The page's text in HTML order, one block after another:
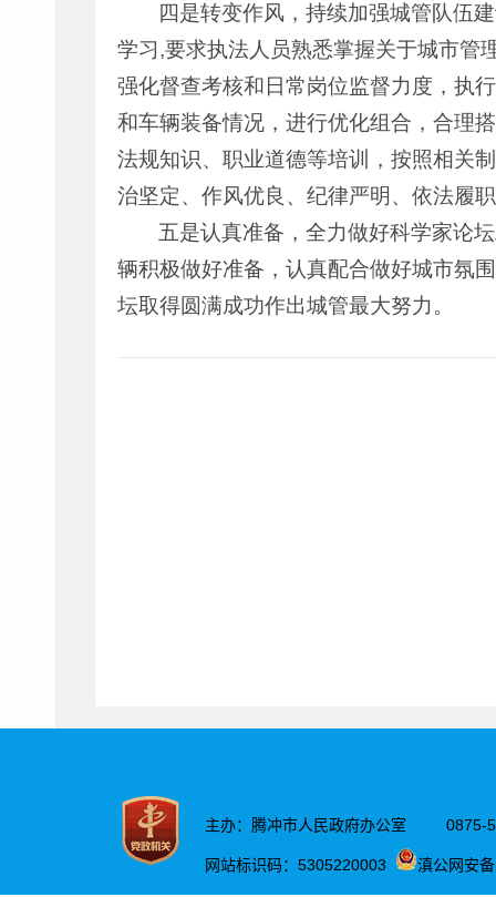
四是转变作风，持续加强城管队伍
学习,要求执法人员熟悉掌握关于城市管
强化督查考核和日常岗位监督力度，执
和车辆装备情况，进行优化组合，合理
法规知识、职业道德等培训，按照相关
治坚定、作风优良、纪律严明、依法履
五是认真准备，全力做好科学家论
辆积极做好准备，认真配合做好城市氛
坛取得圆满成功作出城管最大努力。